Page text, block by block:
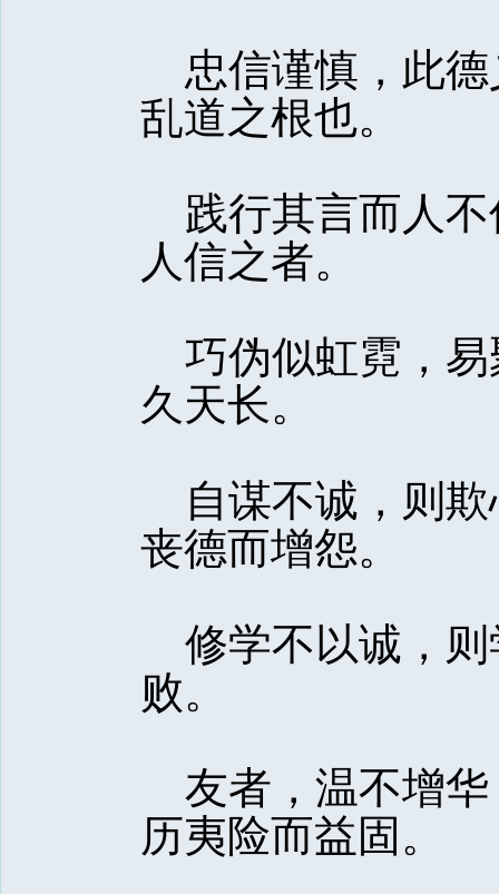
忠信谨慎，此德
乱道之根也。
践行其言而人不
人信之者。
巧伪似虹霓，易
久天长。
自谋不诚，则欺
丧德而增怨。
修学不以诚，则
败。
友者，温不增华
历夷险而益固。